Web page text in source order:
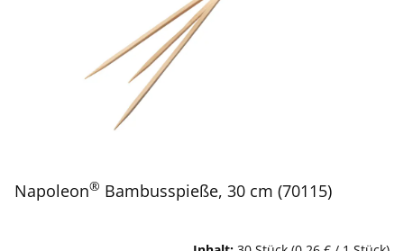
Napoleon® Bambusspieße, 30 cm (70115)